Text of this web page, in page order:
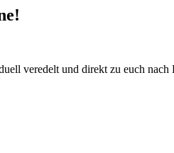
veredelt und direkt zu euch nach